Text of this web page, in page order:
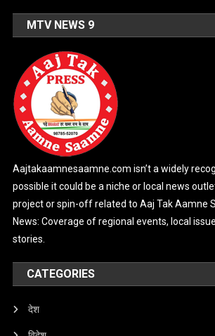
MTV NEWS 9
Aajtakaamnesaamne.com isn’t a widely
possible it could be a niche or local news
project or spin-off related to Aaj Tak Aamne
News: Coverage of regional events, local
stories.
CATEGORIES
देश